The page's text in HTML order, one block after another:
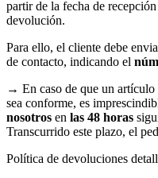
partir de la fecha de
devolución.
Para ello, el cliente debe
de contacto, indicando el
→ En caso de que un artículo
sea conforme, es
nosotros en las 48 horas
Transcurrido este plazo, el
Política de devoluciones